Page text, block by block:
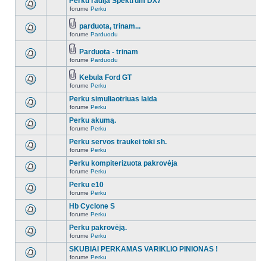
forume Perku
parduota, trinam...
forume Parduodu
Parduota - trinam
forume Parduodu
Kebula Ford GT
forume Perku
Perku simuliaotriuas laida
forume Perku
Perku akumą.
forume Perku
Perku servos traukei toki sh.
forume Perku
Perku kompiterizuota pakrovėja
forume Perku
Perku e10
forume Perku
Hb Cyclone S
forume Perku
Perku pakrovėją.
forume Perku
SKUBIAI PERKAMAS VARIKLIO PINIONAS !
forume Perku